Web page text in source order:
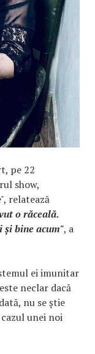
pe 22
show,
relatează
o răceală.
și bine acum", a
ei imunitar
neclar dacă
nu se știe
unei noi